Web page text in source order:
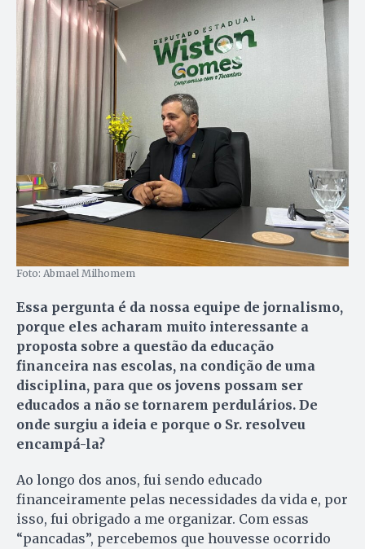
Foto: Abmael Milhomem
Essa pergunta é da nossa equipe de jornalismo,
porque eles acharam muito interessante a
proposta sobre a questão da educação
financeira nas escolas, na condição de uma
disciplina, para que os jovens possam ser
educados a não se tornarem perdulários. De
onde surgiu a ideia e porque o Sr. resolveu
encampá-la?
Ao longo dos anos, fui sendo educado
financeiramente pelas necessidades da vida e, por
isso, fui obrigado a me organizar. Com essas
“pancadas”, percebemos que houvesse ocorrido